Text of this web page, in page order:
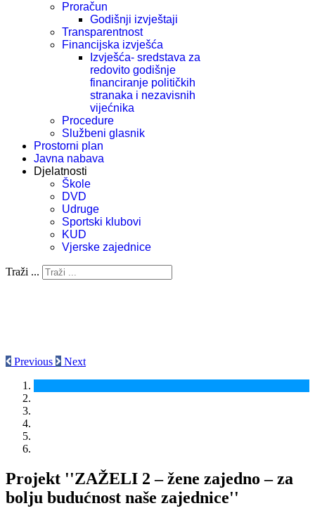
Proračun
Godišnji izvještaji
Transparentnost
Financijska izvješća
Izvješća- sredstava za
redovito godišnje
financiranje političkih
stranaka i nezavisnih
vijećnika
Procedure
Službeni glasnik
Prostorni plan
Javna nabava
Djelatnosti
Škole
DVD
Udruge
Sportski klubovi
KUD
Vjerske zajednice
Traži ...
Previous Next
Projekt ''ZAŽELI 2 – žene zajedno – za
bolju budućnost naše zajednice''